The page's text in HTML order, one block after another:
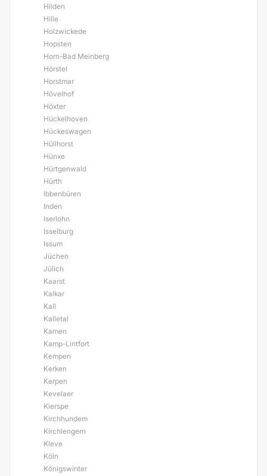
Hilden
Hille
Holzwickede
Hopsten
Horn-Bad Meinberg
Hörstel
Horstmar
Hövelhof
Höxter
Hückelhoven
Hückeswagen
Hüllhorst
Hünxe
Hürtgenwald
Hürth
Ibbenbüren
Inden
Iserlohn
Isselburg
Issum
Jüchen
Jülich
Kaarst
Kalkar
Kall
Kalletal
Kamen
Kamp-Lintfort
Kempen
Kerken
Kerpen
Kevelaer
Kierspe
Kirchhundem
Kirchlengern
Kleve
Köln
Königswinter